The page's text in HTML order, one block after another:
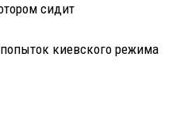
сидит
киевского режима